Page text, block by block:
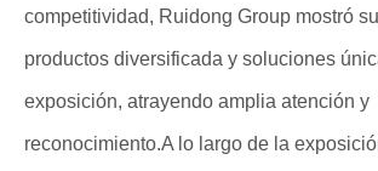
competitividad, Ruidong Group mostró
productos diversificada y soluciones
exposición, atrayendo amplia atención y
reconocimiento.A lo largo de la